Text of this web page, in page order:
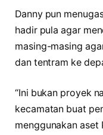
Danny pun
hadir pula agar
masing-masing
dan tentram ke
“Ini bukan proyek
kecamatan buat
menggunakan